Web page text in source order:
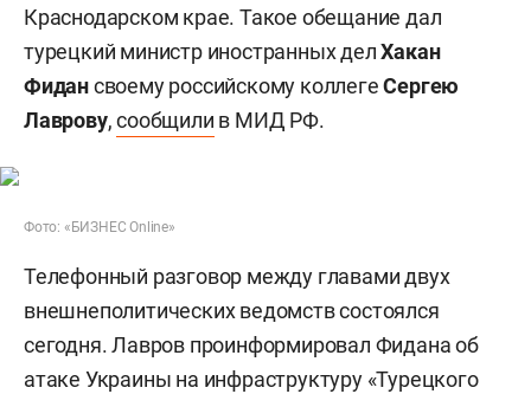
Краснодарском крае. Такое обещание дал
турецкий министр иностранных делХакан
Фидансвоему российскому коллегеСергею
Лаврову,сообщили в МИД РФ.
Фото: «БИЗНЕС Online»
Телефонный разговор между главами двух
внешнеполитических ведомств состоялся
сегодня. Лавров проинформировал Фидана об
атаке Украины на инфраструктуру «Турецкого